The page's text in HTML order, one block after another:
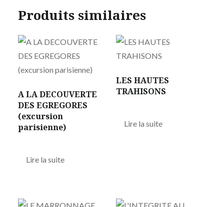
D'UN
CHRONIQUE
Episode
1
Produits similaires
A LA DECOUVERTE
DES EGREGORES
(excursion
parisienne)
Lire la suite
LES HAUTES
TRAHISONS
Lire la suite